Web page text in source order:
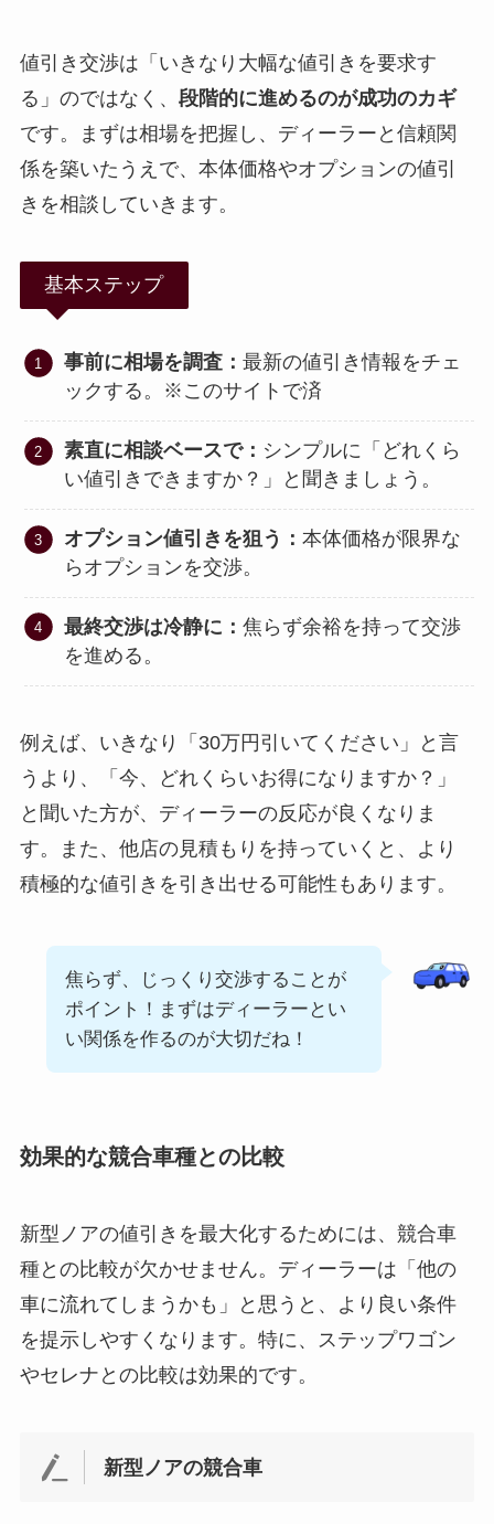
値引き交渉は「いきなり大幅な値引きを要求す
る」のではなく、 段階的に進めるのが成功のカギ
です。まずは相場を把握し、ディーラーと信頼関
係を築いたうえで、本体価格やオプションの値引
きを相談していきます。
基本ステップ
事前に相場を調査：最新の値引き情報をチェ
ックする。※このサイトで済
素直に相談ベースで： シンプルに「どれくら
い値引きできますか？」と聞きましょう。
オプション値引きを狙う：本体価格が限界な
らオプションを交渉。
最終交渉は冷静に：焦らず余裕を持って交渉
を進める。
例えば、いきなり「30万円引いてください」と言
うより、「今、どれくらいお得になりますか？」
と聞いた方が、ディーラーの反応が良くなりま
す。また、他店の見積もりを持っていくと、より
積極的な値引きを引き出せる可能性もあります。
焦らず、じっくり交渉することが
ポイント！まずはディーラーとい
い関係を作るのが大切だね！
効果的な競合車種との比較
新型ノアの値引きを最大化するためには、競合車
種との比較が欠かせません。ディーラーは「他の
車に流れてしまうかも」と思うと、より良い条件
を提示しやすくなります。特に、ステップワゴン
やセレナとの比較は効果的です。
新型ノアの競合車